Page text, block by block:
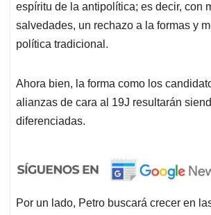
espíritu de la antipolítica; es decir, con
salvedades, un rechazo a la formas y
política tradicional.
Ahora bien, la forma como los
alianzas de cara al 19J resultarán
diferenciadas.
Por un lado, Petro buscará crecer en